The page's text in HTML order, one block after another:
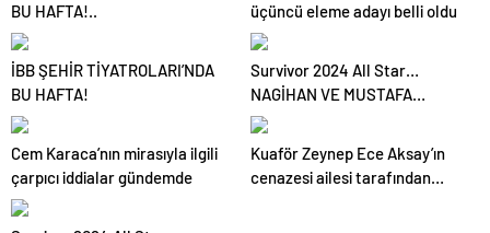
BU HAFTA!..
üçüncü eleme adayı belli oldu
İBB ŞEHİR TİYATROLARI’NDA
BU HAFTA!
Survivor 2024 All Star…
NAGİHAN VE MUSTAFA
KEMAL İÇİN TEHLİKE
OLACAKLAR?
Cem Karaca’nın mirasıyla ilgili
çarpıcı iddialar gündemde
Kuaför Zeynep Ece Aksay’ın
cenazesi ailesi tarafından